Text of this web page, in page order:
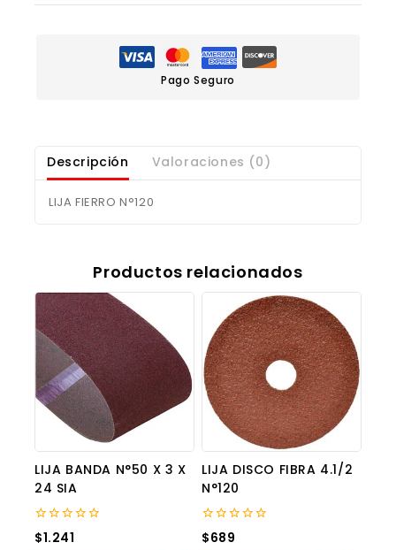
Pago Seguro
Descripción Valoraciones (0)
LIJA FIERRO N°120
Productos relacionados
LIJA BANDA N°50 X 3 X
24 SIA
0
out
$1.241
LIJA DISCO FIBRA 4.1/2
N°120
0
out
$689